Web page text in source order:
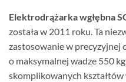
Elektrodrążarka wgłębna
została w 2011 roku. Ta
zastosowanie w precyzyjnej
o maksymalnej wadze 550
skomplikowanych